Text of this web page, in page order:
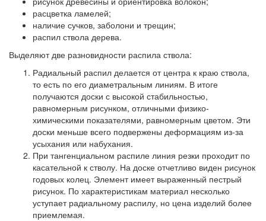
расцветка ламелей;
наличие сучков, заболони и трещин;
распил ствола дерева.
Выделяют две разновидности распила ствола:
Радиальный распил делается от центра к краю ствола,
то есть по его диаметральным линиям. В итоге
получаются доски с высокой стабильностью,
равномерным рисунком, отличными физико-
химическими показателями, равномерным цветом. Эти
доски меньше всего подвержены деформациям из-за
усыхания или набухания.
При тангенциальном распиле линия резки проходит по
касательной к стволу. На доске отчетливо виден рисунок
годовых колец. Элемент имеет выраженный пестрый
рисунок. По характеристикам материал несколько
уступает радиальному распилу, но цена изделий более
приемлемая.